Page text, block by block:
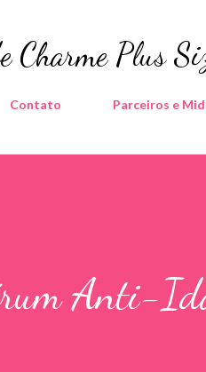
Charme Plus
Contato Parceiros e
Anti-